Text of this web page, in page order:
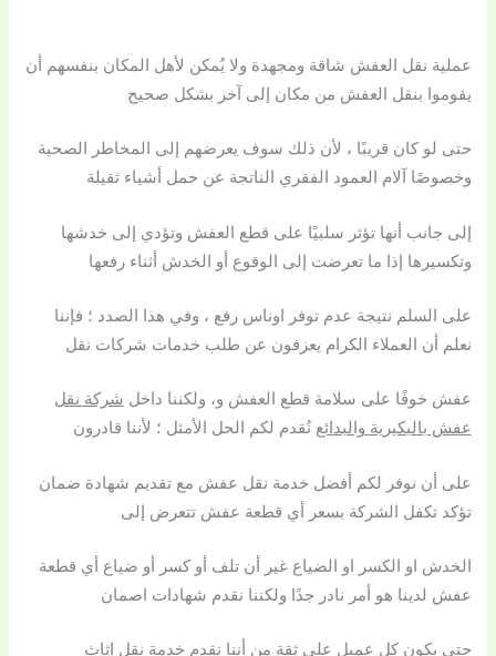
عملية نقل العفش شاقة ومجهدة ولا يُمكن لأهل المكان بنفسهم أن
يقوموا بنقل العفش من مكان إلى آخر بشكل صحيح
حتى لو كان قريبًا ، لأن ذلك سوف يعرضهم إلى المخاطر الصحية
وخصوصًا آلام العمود الفقري الناتجة عن حمل أشياء ثقيلة
إلى جانب أنها تؤثر سلبيًا على قطع العفش وتؤدي إلى خدشها
وتكسيرها إذا ما تعرضت إلى الوقوع أو الخدش أثناء رفعها
على السلم نتيجة عدم توفر اوناس رفع ، وفي هذا الصدد ؛ فإننا
نعلم أن العملاء الكرام يعزفون عن طلب خدمات شركات نقل
عفش خوفًا على سلامة قطع العفش و، ولكننا داخل شركة نقل
عفش بالبكيرية والبدائع نُقدم لكم الحل الأمثل ؛ لأننا قادرون
على أن نوفر لكم أفضل خدمة نقل عفش مع تقديم شهادة ضمان
تؤكد تكفل الشركة بسعر أي قطعة عفش تتعرض إلى
الخدش او الكسر او الضياع غير أن تلف أو كسر أو ضياع أي قطعة
عفش لدينا هو أمر نادر جدًا ولكننا نقدم شهادات اصمان
حتى يكون كل عميل على ثقة من أننا نقدم خدمة نقل اثاث